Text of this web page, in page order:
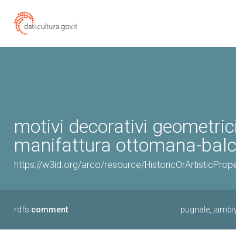
motivi decorativi
manifattura ottomana-
https://w3id.org/arco/resource/
rdfs:comment pugnale,